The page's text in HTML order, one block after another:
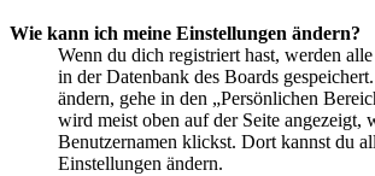
Wie kann ich meine Einstellungen ändern?
Wenn du dich registriert hast, werden
in der Datenbank des Boards
ändern, gehe in den „Persönlichen
wird meist oben auf der Seite angezeigt,
Benutzernamen klickst. Dort kannst du
Einstellungen ändern.